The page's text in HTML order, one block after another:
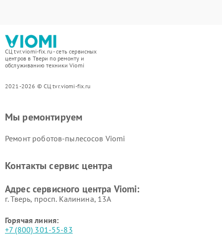
СЦ tvr.viomi-fix.ru - сеть сервисных
центров в Твери по ремонту и
обслуживанию техники Viomi
2021-2026 © СЦ tvr.viomi-fix.ru
Мы ремонтируем
Ремонт роботов-пылесосов Viomi
Контакты сервис центра
Адрес сервисного центра Viomi:
г. Тверь, просп. Калинина, 13А
Горячая линия:
+7 (800) 301-55-83